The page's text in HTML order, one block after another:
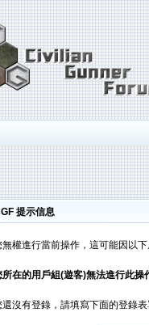
提示信息
無權進行當前操作，這可能因以
所在的用戶組(遊客)無法進行此操
還沒有登錄，請填寫下面的登錄表